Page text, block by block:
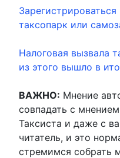
таксопарк или
Налоговая вызвала
из этого вышло в
ВАЖНО: Мнение
совпадать с
Таксиста и даже с
читатель, и это
стремимся собрать